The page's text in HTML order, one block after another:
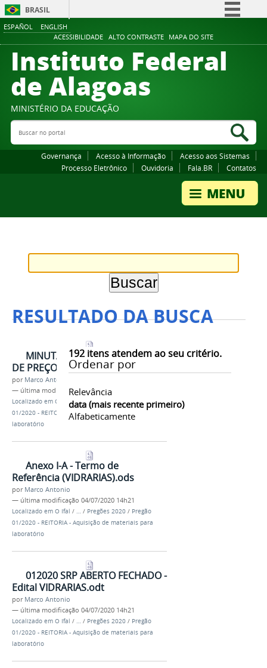
ESPAÑOL ENGLISH
ACESSIBILIDADE ALTO CONTRASTE MAPA DO SITE
BRASIL
Comunica BR
Participe
Canais
Instituto Federal
de Alagoas
MINISTÉRIO DA EDUCAÇÃO
Buscar no portal
Governança Acesso à Informação
Acesso aos Sistemas
Processo Eletrônico
Ouvidoria Fala.BR Contatos
RESULTADO DA BUSCA
192itens atendem ao seu critério.
Ordenar por
Relevância
data (mais recente primeiro)
Alfabeticamente
MINUTA DA ATA DE REGISTRO
DE PREÇOS.odt
por Marco Antonio
— última modificação04/07/2020 14h22
Localizado em O Ifal /…/ Pregões 2020 /Pregão
01/2020 - REITORIA - Aquisição de materiais para
laboratório
Anexo I-A - Termo de
Referência (VIDRARIAS).ods
por Marco Antonio
— última modificação 04/07/2020 14h21
Localizado em O Ifal / … / Pregões 2020 / Pregão
01/2020 - REITORIA - Aquisição de materiais para
laboratório
012020 SRP ABERTO FECHADO -
Edital VIDRARIAS.odt
por Marco Antonio
— última modificação 04/07/2020 14h21
Localizado em O Ifal / … / Pregões 2020 / Pregão
01/2020 - REITORIA - Aquisição de materiais para
laboratório